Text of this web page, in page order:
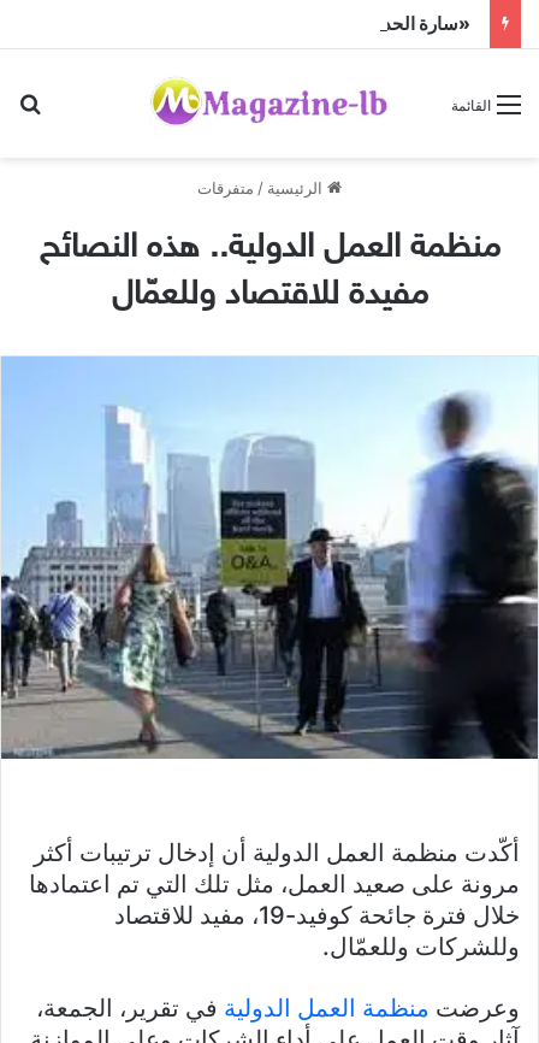
«سارة الحديدي» تواجه الجن زمباهولا على تياترو آفاق
القائمة
الرئيسية / متفرقات
منظمة العمل الدولية.. هذه النصائح
مفيدة للاقتصاد وللعمّال
أكّدت منظمة العمل الدولية أن إدخال ترتيبات أكثر
مرونة على صعيد العمل، مثل تلك التي تم اعتمادها
خلال فترة جائحة كوفيد-19، مفيد للاقتصاد
وللشركات وللعمّال.
وعرضت منظمة العمل الدولية في تقرير، الجمعة،